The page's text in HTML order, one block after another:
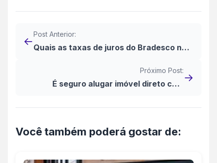
←
Post Anterior:
Quais as taxas de juros do Bradesco no
Próximo Post:
É seguro alugar imóvel direto com →
Você também poderá gostar de: